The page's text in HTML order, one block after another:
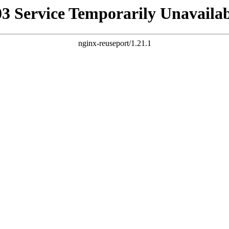
Service Temporarily
nginx-reuseport/1.21.1